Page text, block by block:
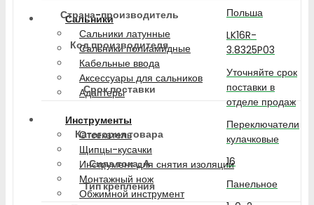
Сальники
Сальники латунные
Сальники полиамидные
Кабельные ввода
Аксессуары для сальников
Адаптеры
Инструменты
Отсекатель
Щипцы-кусачки
Инструмент для снятия изоляции
Монтажный нож
Обжимной инструмент
Страна-производитель
Польша
Код производителя
LK16R-
3.8325P03
Срок поставки
Уточняйте срок
поставки в
отделе продаж
Категория товара
Переключатели
кулачковые
Сила тока, А
16
Тип крепления
Панельное